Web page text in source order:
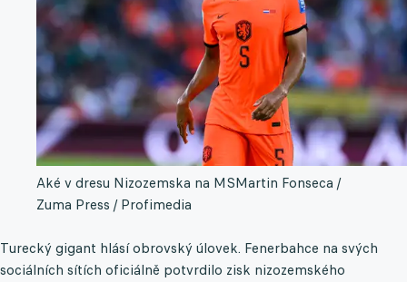
Aké v dresu Nizozemska na MSMartin Fonseca /
Zuma Press / Profimedia
Turecký gigant hlásí obrovský úlovek. Fenerbahce na svých
sociálních sítích oficiálně potvrdilo zisk nizozemského